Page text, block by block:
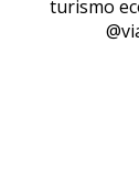
turismo